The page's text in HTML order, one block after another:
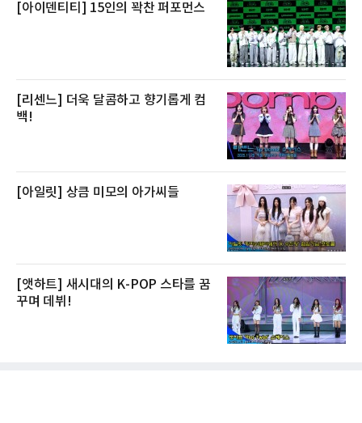
[아이덴티티] 15인의 꽉찬 퍼포먼스
[리센느] 더욱 달콤하고 향기롭게 컴
백!
[아일릿] 상큼 미모의 아가씨들
[앳하트] 새시대의 K-POP 스타를 꿈
꾸며 데뷔!